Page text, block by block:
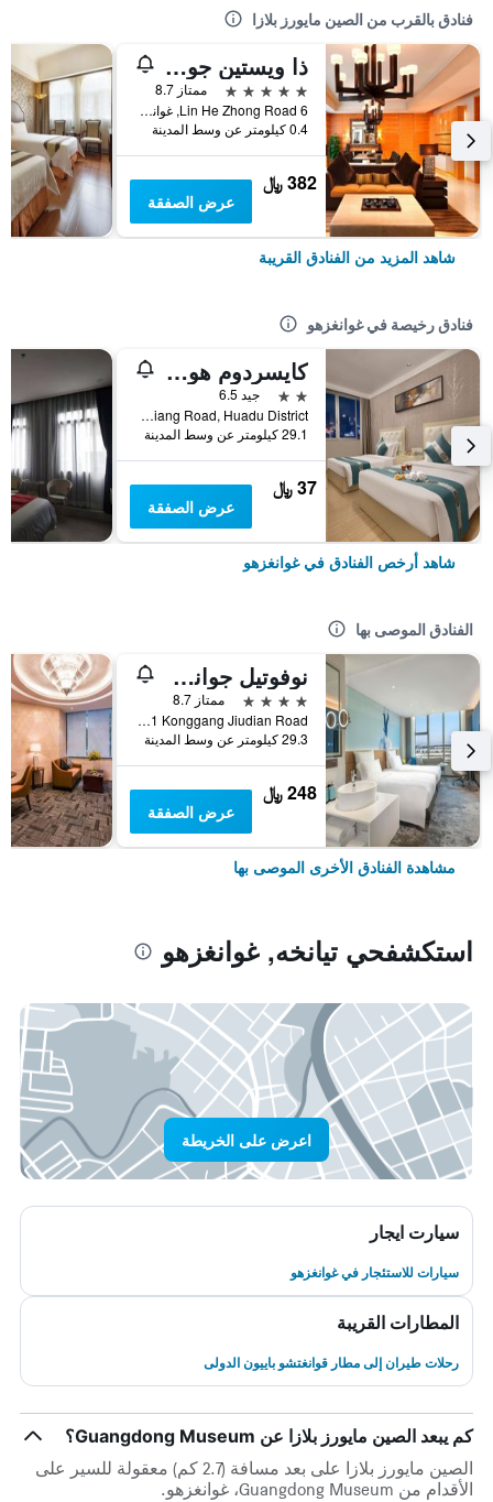
فنادق بالقرب من الصين مايورز بلازا
ذا ويستين جوانجزو
5 نجوم
ممتاز 8.7
6 Lin He Zhong Road, غوانغزهو, الصين
0.4 كيلومتر عن وسط المدينة
382 ﷼
عرض الصفقة
شاهد المزيد من الفنادق القريبة
فنادق رخيصة في غوانغزهو
كايسردوم هوتل أيربورت برانش
2 نجمتين
جيد 6.5
No. 2 Shunxiang Road, Huadu District, غوانغزهو, الصين
29.1 كيلومتر عن وسط المدينة
37 ﷼
عرض الصفقة
شاهد أرخص الفنادق في غوانغزهو
الفنادق الموصى بها
نوفوتيل جوانجشو بايون أيربورت
4 نجوم
ممتاز 8.7
No 1 Konggang Jiudian Road, غوانغزهو, الصين
29.3 كيلومتر عن وسط المدينة
248 ﷼
عرض الصفقة
مشاهدة الفنادق الأخرى الموصى بها
استكشفحي تيانخه, غوانغزهو
اعرض على الخريطة
سيارت ايجار
سيارات للاستئجار في غوانغزهو
المطارات القريبة
رحلات طيران إلى مطار قوانغتشو باييون الدولى
كم يبعد الصين مايورز بلازا عن Guangdong Museum؟
الصين مايورز بلازا على بعد مسافة (2.7 كم) معقولة للسير على
الأقدام من Guangdong Museum، غوانغزهو.